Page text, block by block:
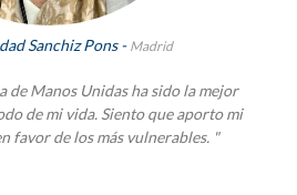
Sanchiz Pons - Madrid
de Manos Unidas ha sido la mejor
de mi vida. Siento que aporto mi
favor de los más vulnerables. "